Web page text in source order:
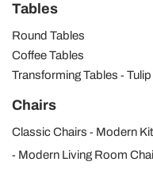
Tables
Round Tables
Coffee Tables
Transforming Tables
Chairs
Classic Chairs
Modern
Modern Living Room